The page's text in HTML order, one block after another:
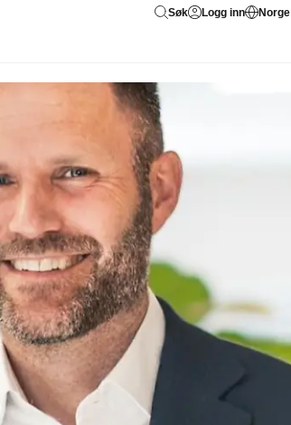
Søk Logg inn Norge